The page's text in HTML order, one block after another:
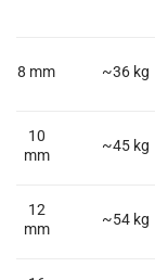
8 mm ~36 kg
10
mm
~45 kg
12
mm
~54 kg